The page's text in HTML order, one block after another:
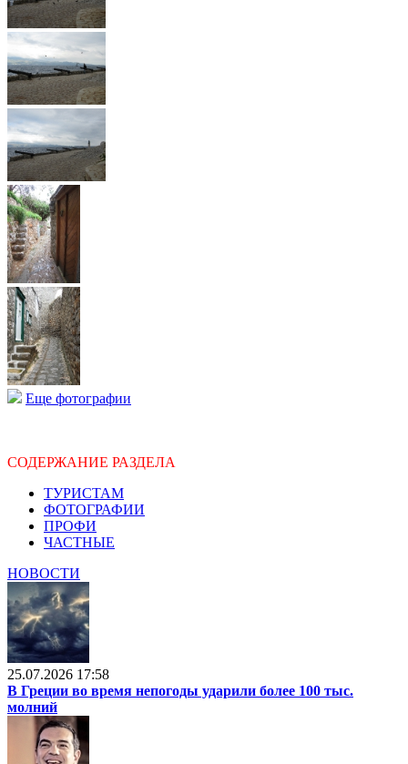
Еще фотографии
СОДЕРЖАНИЕ РАЗДЕЛА
ТУРИСТАМ
ФОТОГРАФИИ
ПРОФИ
ЧАСТНЫЕ
НОВОСТИ
25.07.2026 17:58
В Греции во время непогоды ударили более 100 тыс.
молний